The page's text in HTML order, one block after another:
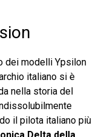
dei modelli Ypsilon
italiano si è
nella storia del
il pilota italiano più